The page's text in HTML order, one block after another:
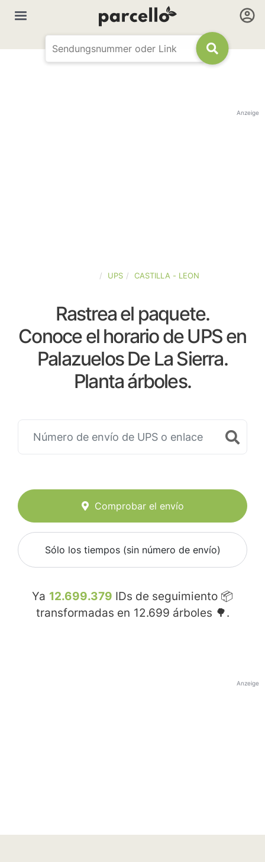
Anzeige
UPS CASTILLA - LEON
Rastrea el paquete.
Conoce el horario de UPS en
Palazuelos De La Sierra.
Planta árboles.
Comprobar el envío
Sólo los tiempos (sin número de envío)
Ya 12.699.379 IDs de seguimiento 📦
transformadas en 12.699 árboles 🌳.
Anzeige